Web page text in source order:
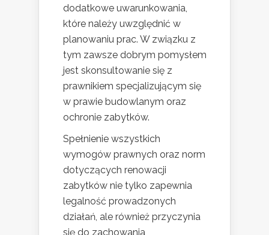
dodatkowe uwarunkowania,
które należy uwzględnić w
planowaniu prac. W związku z
tym zawsze dobrym pomysłem
jest skonsultowanie się z
prawnikiem specjalizującym się
w prawie budowlanym oraz
ochronie zabytków.
Spełnienie wszystkich
wymogów prawnych oraz norm
dotyczących renowacji
zabytków nie tylko zapewnia
legalność prowadzonych
działań, ale również przyczynia
się do zachowania